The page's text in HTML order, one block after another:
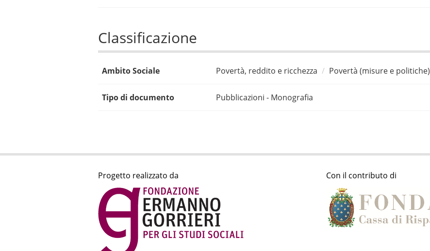
Classificazione
Ambito Sociale Povertà, reddito e ricchezza Povertà (misure e politiche)
Tipo di documento Pubblicazioni - Monografia
Progetto realizzato da Con il contributo di